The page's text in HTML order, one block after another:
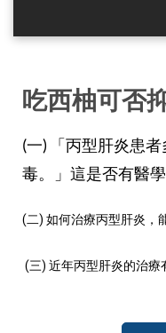
吃西柚可否
(一) 「丙型肝炎患
毒。」這是否有醫
(二) 如何治療丙型肝炎，
(三) 近年丙型肝炎的治療